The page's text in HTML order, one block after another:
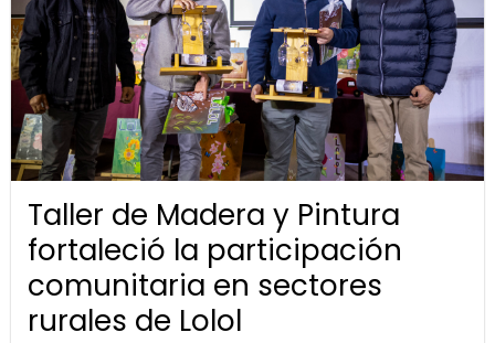
Taller de Madera y Pintura
fortaleció la participación
comunitaria en sectores
rurales de Lolol